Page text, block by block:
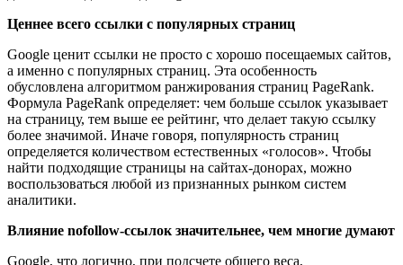
Ценнее всего ссылки с популярных страниц
Google ценит ссылки не просто с хорошо посещаемых сайтов,
а именно с популярных страниц. Эта особенность
обусловлена алгоритмом ранжирования страниц PageRank.
Формула PageRank определяет: чем больше ссылок указывает
на страницу, тем выше ее рейтинг, что делает такую ссылку
более значимой. Иначе говоря, популярность страниц
определяется количеством естественных «голосов». Чтобы
найти подходящие страницы на сайтах-донорах, можно
воспользоваться любой из признанных рынком систем
аналитики.
Влияние nofollow-ссылок значительнее, чем многие думают
Google, что логично, при подсчете общего веса,